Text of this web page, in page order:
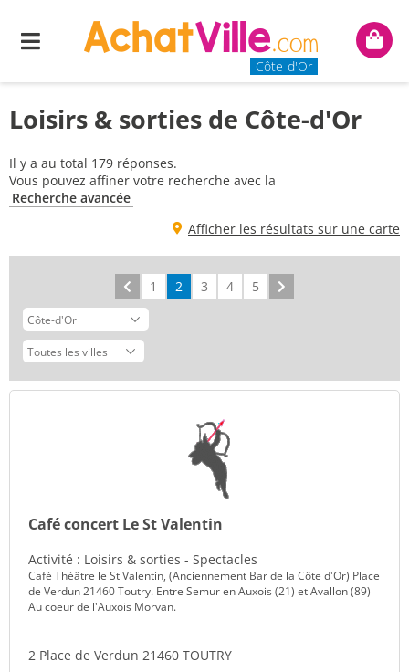
Menu
Côte-d'Or
Mon
Loisirs & sorties de Côte-d'Or
Il y a au total 179 réponses.
Vous pouvez affiner votre recherche avec la
Recherche avancée
Afficher les résultats sur une carte
Précédent
1 2 3 4 5
Café concert Le St Valentin
Activité : Loisirs & sorties - Spectacles
Café Théâtre le St Valentin, (Anciennement Bar de la Côte d'Or) Place
de Verdun 21460 Toutry. Entre Semur en Auxois (21) et Avallon (89)
Au coeur de l'Auxois Morvan.
2 Place de Verdun 21460 TOUTRY